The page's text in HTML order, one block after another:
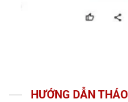
HƯỚNG DẪN